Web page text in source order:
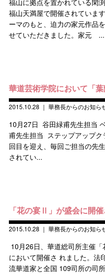
福山に拠点を置かれている閑
福山天満屋で開催されていま
ーマのもと、迫力の家元作品
せていただきました。家元 ...
華道芸術学院において「
2015.10.28 ｜ 華務長からのお知ら
10月27日 谷田緑甫先生担当
甫先生担当 ステップアップ
回目を迎え、毎回ご担当の先
されてい...
「花の宴Ⅱ」が盛会に開
2015.10.28 ｜ 華務長からのお知ら
10月26日、華道総司所主催
において開催さ れました。法
流華道家と全国 109司所の司